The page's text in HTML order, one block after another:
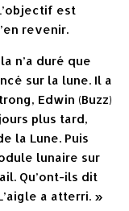
est
revenir.
n’a duré que
sur la lune. Il a
Edwin (Buzz)
plus tard,
la Lune. Puis
lunaire sur
Qu’ont-ils dit
a atterri. »